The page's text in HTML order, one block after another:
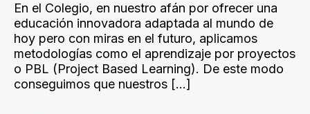
En el Colegio, en nuestro afán por ofrecer una
educación innovadora adaptada al mundo de
hoy pero con miras en el futuro, aplicamos
metodologías como el aprendizaje por proyectos
o PBL (Project Based Learning). De este modo
conseguimos que nuestros […]